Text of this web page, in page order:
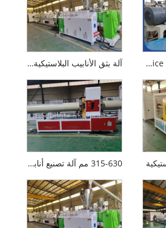
آلة بثق الأنابيب البلاستيكية Yongte 160-315mm pvc muice putusion machine
315-630 مم آلة تصنيع أنابيب PVC